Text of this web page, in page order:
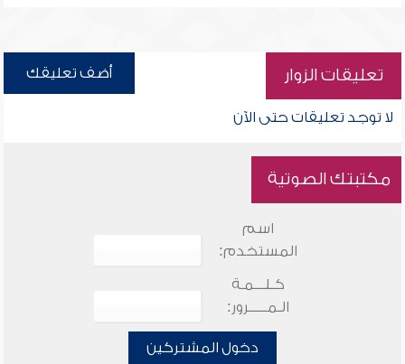
تعليقات الزوار أضف تعليقك
لا توجد تعليقات حتى الآن
مكتبتك الصوتية
اسم
المستخدم:
كـلـــمـة
الـمـــــرور:
دخول المشتركين